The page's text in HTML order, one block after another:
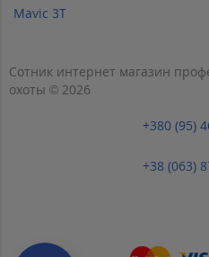
Mavic 3T
Сотник интернет магазин
охоты © 2026
+380 (95)
+38 (063)